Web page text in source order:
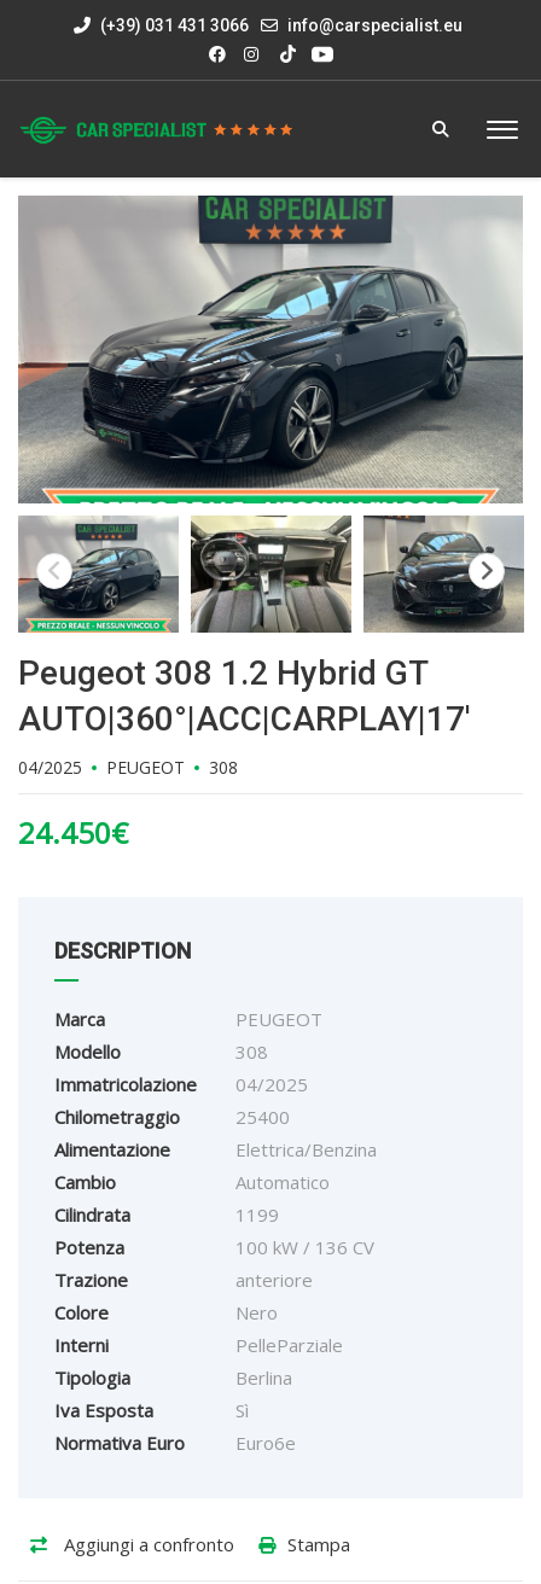
(+39) 031 431 3066 info@carspecialist.eu
Peugeot 308 1.2 Hybrid GT
AUTO|360°|ACC|CARPLAY|17′
04/2025 PEUGEOT 308
24.450€
DESCRIPTION
Marca
PEUGEOT
Modello
308
Immatricolazione
04/2025
Chilometraggio
25400
Alimentazione
Elettrica/Benzina
Cambio
Automatico
Cilindrata
1199
Potenza
100 kW / 136 CV
Trazione
anteriore
Colore
Nero
Interni
PelleParziale
Tipologia
Berlina
Iva Esposta
Sì
Normativa Euro
Euro6e
Aggiungi a confronto Stampa